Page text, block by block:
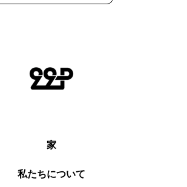
家
私たちについて